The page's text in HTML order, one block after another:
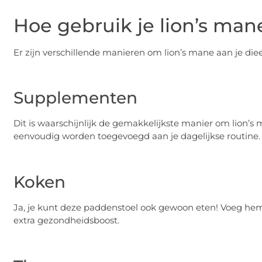
Hoe gebruik je lion’s
Er zijn verschillende manieren om lion’s mane aan je
Supplementen
Dit is waarschijnlijk de gemakkelijkste manier om lion’s
eenvoudig worden toegevoegd aan je dagelijkse routine.
Koken
Ja, je kunt deze paddenstoel ook gewoon eten! Voeg
extra gezondheidsboost.